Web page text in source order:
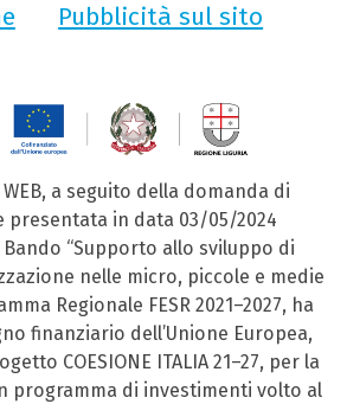
Pubblicità sul sito
WEB, a seguito della domanda di
presentata in data 03/05/2024
Bando “Supporto allo sviluppo di
nelle micro, piccole e medie
Regionale FESR 2021–2027, ha
finanziario dell’Unione Europea,
COESIONE ITALIA 21–27, per la
programma di investimenti volto al